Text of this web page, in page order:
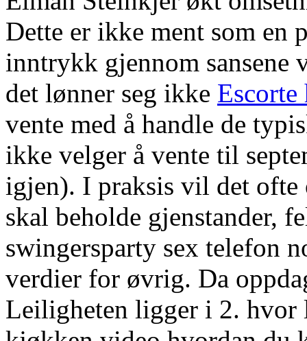
Dette er ikke ment som en
inntrykk gjennom sansene
det lønner seg ikke
vente med å handle de
ikke velger å vente til
igjen). I praksis vil det ofte
skal beholde gjenstander,
swingersparty sex telefon
verdier for øvrig. Da
Leiligheten ligger i 2.